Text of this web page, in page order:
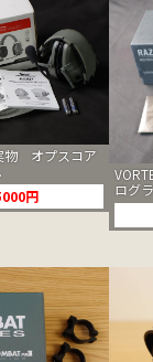
物 オプスコア
円
ログ